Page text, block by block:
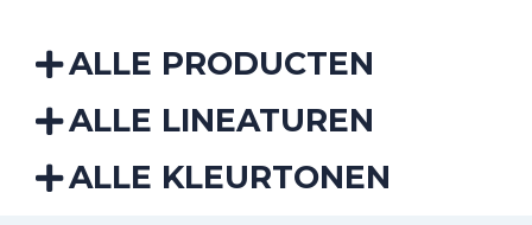
ALLE PRODUCTEN
ALLE LINEATUREN
ALLE KLEURTONEN